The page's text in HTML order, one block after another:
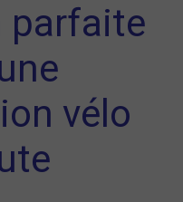
parfaite
vélo